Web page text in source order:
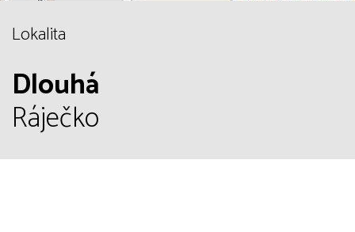
Lokalita
Dlouhá
Ráječko